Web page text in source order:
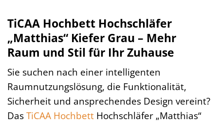
TiCAA Hochbett Hochschläfer
„Matthias“ Kiefer Grau – Mehr
Raum und Stil für Ihr Zuhause
Sie suchen nach einer intelligenten
Raumnutzungslösung, die Funktionalität,
Sicherheit und ansprechendes Design vereint?
DasTiCAA Hochbett Hochschläfer „Matthias“